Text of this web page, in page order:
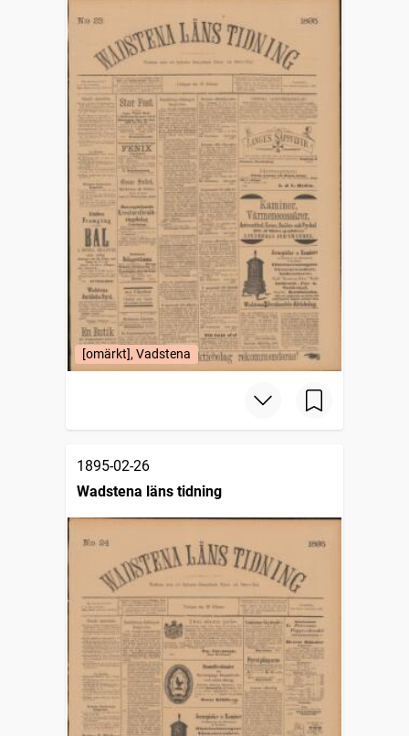
[omärkt], Vadstena
1895-02-26
Wadstena läns tidning